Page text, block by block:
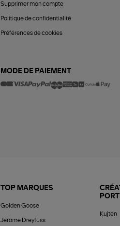
Supprimer mon compte
Politique de confidentialité
Préférences de cookies
MODE DE PAIEMENT
TOP MARQUES
Golden Goose
Jérôme Dreyfuss
Kujten